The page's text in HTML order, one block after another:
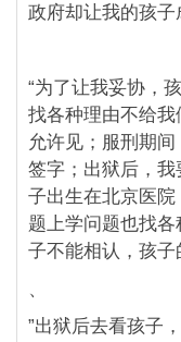
政府却让我的孩子
“为了让我妥协，
找各种理由不给
允许见；服刑期
签字；出狱后，
子出生在北京医
题上学问题也找
子不能相认，孩
、
”出狱后去看孩子